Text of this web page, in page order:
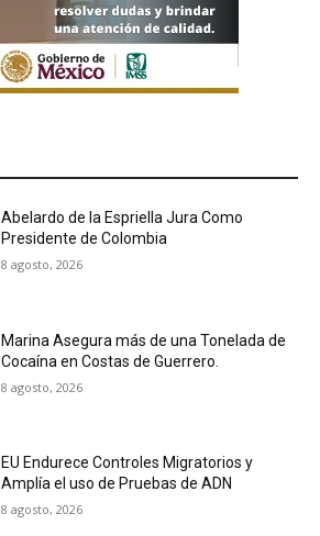
Abelardo de la Espriella Jura Como
Presidente de Colombia
8 agosto, 2026
Marina Asegura más de una Tonelada de
Cocaína en Costas de Guerrero.
8 agosto, 2026
EU Endurece Controles Migratorios y
Amplía el uso de Pruebas de ADN
8 agosto, 2026